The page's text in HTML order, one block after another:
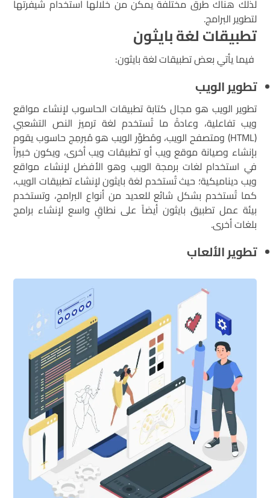
لذلك هناك طرق مختلفة يمكن من خلالها استخدام شيفرتها
لتطوير البرامج.
تطبيقات لغة بايثون
فيما يأتي بعض تطبيقات لغة بايثون:
تطوير الويب
تطوير الويب هو مجال كتابة تطبيقات الحاسوب لإنشاء مواقع
ويب تفاعلية، وعادةً ما تُستخدم لغة ترميز النص التشعبي
(HTML) ومتصفح الويب، ومُطوِّر الويب هو مُبرمِج حاسوب يقوم
بإنشاء وصيانة موقع ويب أو تطبيقات ويب أخرى، ويكون خبيراً
في استخدام لغات برمجة الويب وهو الأفضل لإنشاء مواقع
ويب ديناميكية؛ حيث تُستخدم لغة بايثون لإنشاء تطبيقات الويب،
كما تُستخدم بشكل شائع للعديد من أنواع البرامج، وتستخدم
بيئة عمل تطبيق بايثون أيضاً على نطاقٍ واسع لإنشاء برامج
بلغات أخرى.
تطوير الألعاب